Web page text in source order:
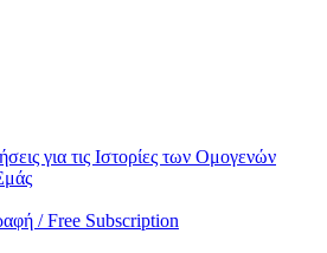
για τις Ιστορίες των Ομογενών
/ Free Subscription